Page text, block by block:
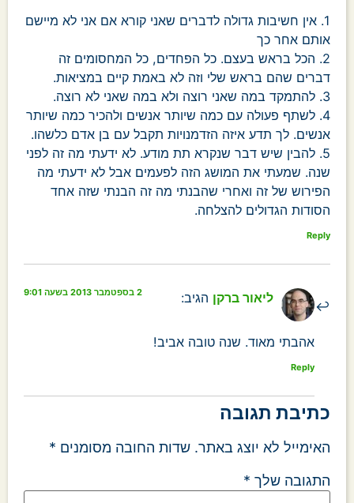
1. אין חשיבות גדולה לדברים שאני קורא אם אני לא מיישם
אותם אחר כך
2. הכל בראש בעצם. כל הפחדים, כל המחסומים זה
דברים שהם בראש שלי וזה לא באמת קיים במציאות.
3. להתמקד במה שאני רוצה ולא במה שאני לא רוצה.
4. לשתף פעולה עם כמה שיותר אנשים ולהכיר כמה שיותר
אנשים. לך תדע איזה הזדמנויות תקבל עם בן אדם כלשהו.
5. להבין שיש דבר שנקרא תת מודע. לא ידעתי מה זה לפני
שנה. שמעתי את המושג הזה לפעמים אבל לא ידעתי מה
הפירוש של זה ואחרי שהבנתי מה זה הבנתי שזה אחד
הסודות הגדולים להצלחה.
Reply
ליאור ברקן הגיב: 2 בספטמבר 2013 בשעה 9:01
אהבתי מאוד. שנה טובה אביב!
Reply
כתיבת תגובה
האימייל לא יוצג באתר. שדות החובה מסומנים *
התגובה שלך *